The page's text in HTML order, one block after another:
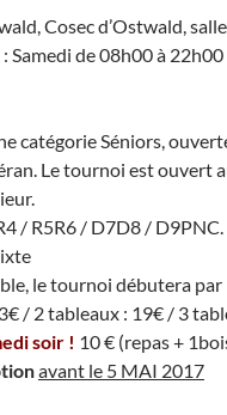
Cosec d’Ostwald, salle
Samedi de 08h00 à
catégorie Séniors,
Le tournoi est ouvert
/ R5R6 / D7D8 / D9PNC.
le tournoi débutera par
/ 2 tableaux : 19€ / 3
soir ! 10 € (repas +
avant le 5 MAI 2017